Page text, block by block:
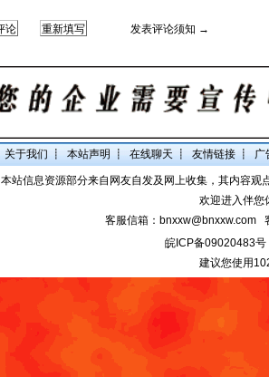
发表评论须知 →
关于我们 ┋ 本站声明 ┋ 在线聊天 ┋ 友情链接 ┋ 广
本站信息资源部分来自网友自发及网上收集，其内容
欢迎进入伴您
客服信箱：bnxxw@bnxxw.com
皖ICP备09020483号
建议您使用